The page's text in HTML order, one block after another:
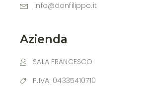
info@donfilippo.it
Azienda
SALA FRANCESCO
P.IVA: 04335410710